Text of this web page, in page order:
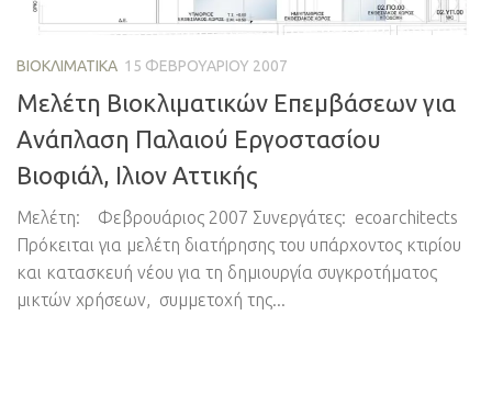
ΒΙΟΚΛΙΜΑΤΙΚΆ 15 ΦΕΒΡΟΥΑΡΊΟΥ 2007
Μελέτη Βιοκλιματικών Επεμβάσεων για
Ανάπλαση Παλαιού Εργοστασίου
Βιοφιάλ, Ιλιον Αττικής
Μελέτη: Φεβρουάριος 2007 Συνεργάτες: ecoarchitects
Πρόκειται για μελέτη διατήρησης του υπάρχοντος κτιρίου
και κατασκευή νέου για τη δημιουργία συγκροτήματος
μικτών χρήσεων, συμμετοχή της...